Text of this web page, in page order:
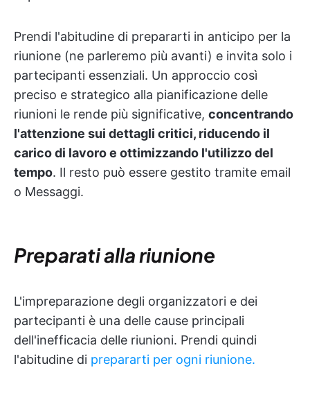
Prendi l'abitudine di prepararti in anticipo per la
riunione (ne parleremo più avanti) e invita solo i
partecipanti essenziali. Un approccio così
preciso e strategico alla pianificazione delle
riunioni le rende più significative, concentrando
l'attenzione sui dettagli critici, riducendo il
carico di lavoro e ottimizzando l'utilizzo del
tempo. Il resto può essere gestito tramite email
o Messaggi.
Preparati alla riunione
L'impreparazione degli organizzatori e dei
partecipanti è una delle cause principali
dell'inefficacia delle riunioni. Prendi quindi
l'abitudine di prepararti per ogni riunione.